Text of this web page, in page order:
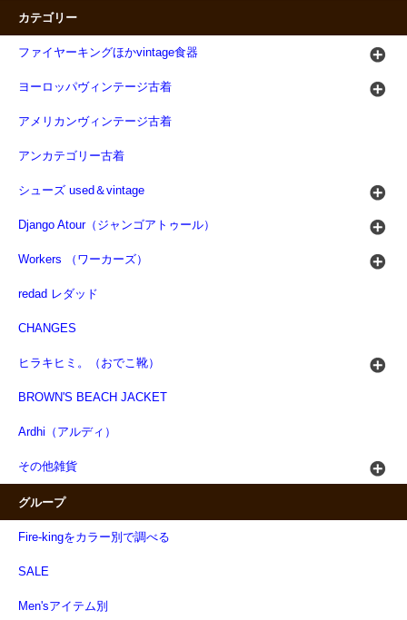
カテゴリー
ファイヤーキングほかvintage食器
ヨーロッパヴィンテージ古着
アメリカンヴィンテージ古着
アンカテゴリー古着
シューズ used＆vintage
Django Atour（ジャンゴアトゥール）
Workers （ワーカーズ）
redad レダッド
CHANGES
ヒラキヒミ。（おでこ靴）
BROWN'S BEACH JACKET
Ardhi（アルディ）
その他雑貨
グループ
Fire-kingをカラー別で調べる
SALE
Men'sアイテム別